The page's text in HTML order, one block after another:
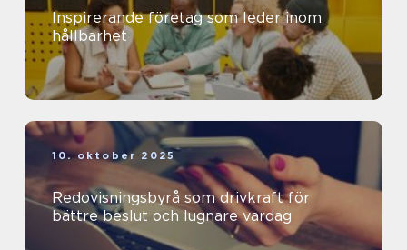
Inspirerande företag som leder inom
hållbarhet
10. oktober 2025
Redovisningsbyrå som drivkraft för
bättre beslut och lugnare vardag